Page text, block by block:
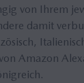
von Ihrem
damit
Amazon